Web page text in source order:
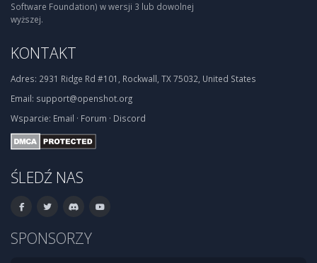
Software Foundation) w wersji 3 lub dowolnej
wyższej.
KONTAKT
Adres: 2931 Ridge Rd #101, Rockwall, TX 75032, United States
Email: support@openshot.org
Wsparcie: Email · Forum · Discord
ŚLEDŹ NAS
SPONSORZY